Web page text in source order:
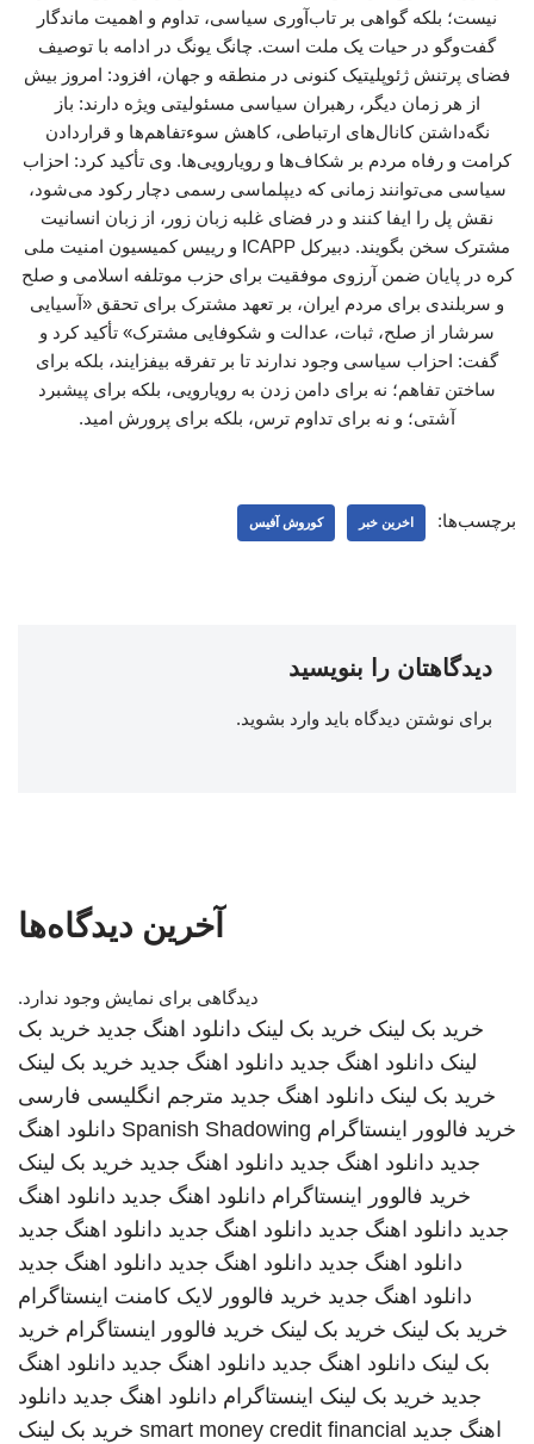
نیست؛ بلکه گواهی بر تاب‌آوری سیاسی، تداوم و اهمیت ماندگار
گفت‌وگو در حیات یک ملت است. چانگ یونگ در ادامه با توصیف
فضای پرتنش ژئوپلیتیک کنونی در منطقه و جهان، افزود: امروز بیش
از هر زمان دیگر، رهبران سیاسی مسئولیتی ویژه دارند: باز
نگه‌داشتن کانال‌های ارتباطی، کاهش سوءتفاهم‌ها و قراردادن
کرامت و رفاه مردم بر شکاف‌ها و رویارویی‌ها. وی تأکید کرد: احزاب
سیاسی می‌توانند زمانی که دیپلماسی رسمی دچار رکود می‌شود،
نقش پل را ایفا کنند و در فضای غلبه زبان زور، از زبان انسانیت
مشترک سخن بگویند. دبیرکل ICAPP و رییس کمیسیون امنیت ملی
کره در پایان ضمن آرزوی موفقیت برای حزب موتلفه اسلامی و صلح
و سربلندی برای مردم ایران، بر تعهد مشترک برای تحقق «آسیایی
سرشار از صلح، ثبات، عدالت و شکوفایی مشترک» تأکید کرد و
گفت: احزاب سیاسی وجود ندارند تا بر تفرقه بیفزایند، بلکه برای
ساختن تفاهم؛ نه برای دامن زدن به رویارویی، بلکه برای پیشبرد
آشتی؛ و نه برای تداوم ترس، بلکه برای پرورش امید.
برچسب‌ها: اخرین خبر کوروش آفیس
دیدگاهتان را بنویسید
برای نوشتن دیدگاه باید وارد بشوید.
آخرین دیدگاه‌ها
دیدگاهی برای نمایش وجود ندارد.
خرید بک لینک خرید بک لینک دانلود اهنگ جدید خرید بک
لینک دانلود اهنگ جدید دانلود اهنگ جدید خرید بک لینک
خرید بک لینک دانلود اهنگ جدید مترجم انگلیسی فارسی
خرید فالوور اینستاگرام Spanish Shadowing دانلود اهنگ
جدید دانلود اهنگ جدید دانلود اهنگ جدید خرید بک لینک
خرید فالوور اینستاگرام دانلود اهنگ جدید دانلود اهنگ
جدید دانلود اهنگ جدید دانلود اهنگ جدید دانلود اهنگ جدید
دانلود اهنگ جدید دانلود اهنگ جدید دانلود اهنگ جدید
دانلود اهنگ جدید خرید فالوور لایک کامنت اینستاگرام
خرید بک لینک خرید بک لینک خرید فالوور اینستاگرام خرید
بک لینک دانلود اهنگ جدید دانلود اهنگ جدید دانلود اهنگ
جدید خرید بک لینک اینستاگرام دانلود اهنگ جدید دانلود
اهنگ جدید smart money credit financial خرید بک لینک